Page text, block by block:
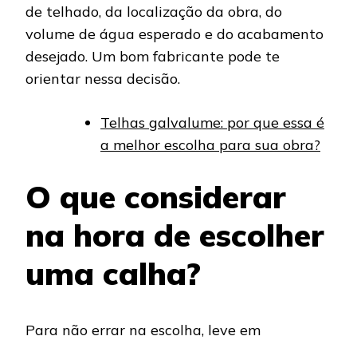
de telhado, da localização da obra, do
volume de água esperado e do acabamento
desejado. Um bom fabricante pode te
orientar nessa decisão.
Telhas galvalume: por que essa é
a melhor escolha para sua obra?
O que considerar
na hora de escolher
uma calha?
Para não errar na escolha, leve em